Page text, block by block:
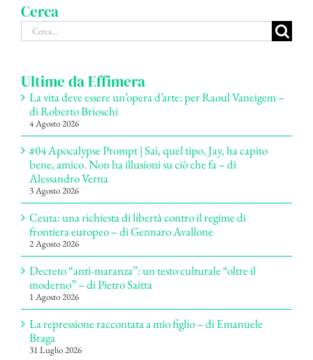
Cerca
Cerca
per:
Ultime da Effimera
La vita deve essere un’opera d’arte: per Raoul Vaneigem –
di Roberto Brioschi
4 Agosto 2026
#04 Apocalypse Prompt | Sai, quel tipo, Jay, ha capito
bene, amico. Non ha illusioni su ciò che fa – di
Alessandro Verna
3 Agosto 2026
Ceuta: una richiesta di libertà contro il regime di
frontiera europeo – di Gennaro Avallone
2 Agosto 2026
Decreto “anti-maranza”: un testo culturale “oltre il
moderno” – di Pietro Saitta
1 Agosto 2026
La repressione raccontata a mio figlio – di Emanuele
Braga
31 Luglio 2026